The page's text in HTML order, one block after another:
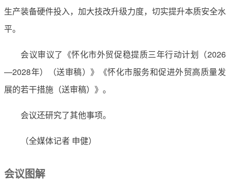
生产装备硬件投入，加大技改升级力度，切实提升本质安全水
平。
会议审议了《怀化市外贸促稳提质三年行动计划（2026
—2028年）（送审稿）》《怀化市服务和促进外贸高质量发
展的若干措施（送审稿）》。
会议还研究了其他事项。
（全媒体记者 申健）
会议图解